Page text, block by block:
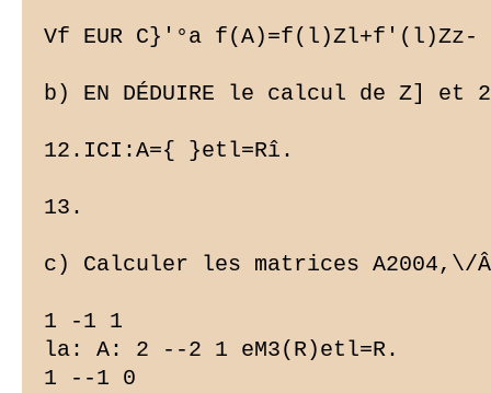
Vf EUR C}'°a f(A)=f(l)Zl+f'(l)Zz-
b) EN DÉDUIRE le calcul de Z] et
12.ICI:A={ }etl=Rî.
13.
c) Calculer les matrices
1 -1 1
la: A: 2 --2 1 eM3(R)etl=R.
1 --1 0